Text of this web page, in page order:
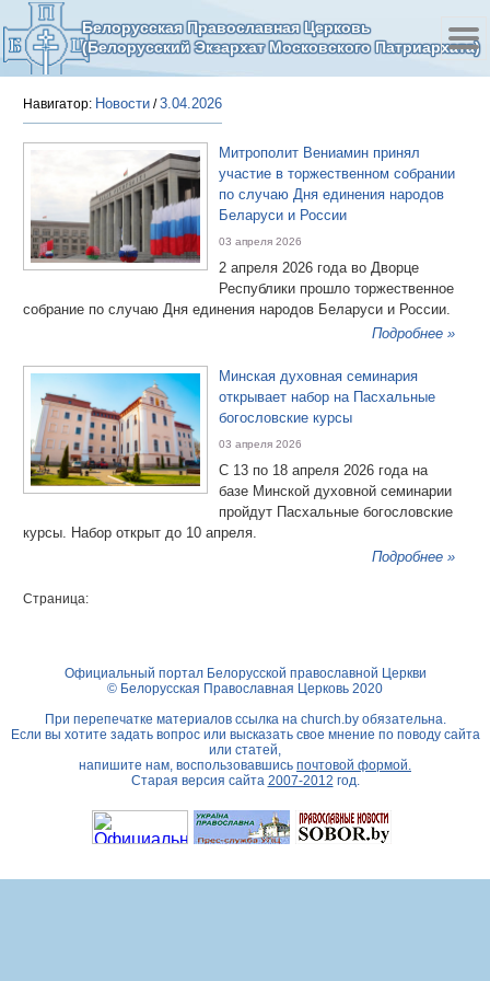
Белорусская Православная Церковь
(Белорусский Экзархат Московского Патриархата)
Навигатор: Новости /3.04.2026
Митрополит Вениамин принял
участие в торжественном собрании
по случаю Дня единения народов
Беларуси и России
03 апреля 2026
2 апреля 2026 года во Дворце
Республики прошло торжественное
собрание по случаю Дня единения народов Беларуси и России.
Подробнее »
Минская духовная семинария
открывает набор на Пасхальные
богословские курсы
03 апреля 2026
С 13 по 18 апреля 2026 года на
базе Минской духовной семинарии
пройдут Пасхальные богословские
курсы. Набор открыт до 10 апреля.
Подробнее »
Страница:
Официальный портал Белорусской православной Церкви
© Белорусская Православная Церковь 2020
При перепечатке материалов ссылка на church.byобязательна.
Если вы хотите задать вопрос или высказать свое мнение по поводу сайта
или статей,
напишите нам, воспользовавшись почтовой формой.
Старая версия сайта 2007-2012 год.